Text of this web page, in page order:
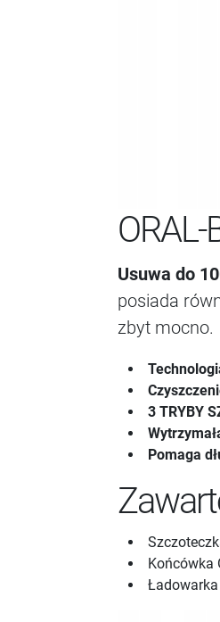
ORAL-
Usuwa do
posiada
zbyt mocno.
3 TRYBY
Pomaga
Końcówka
Ładowarka